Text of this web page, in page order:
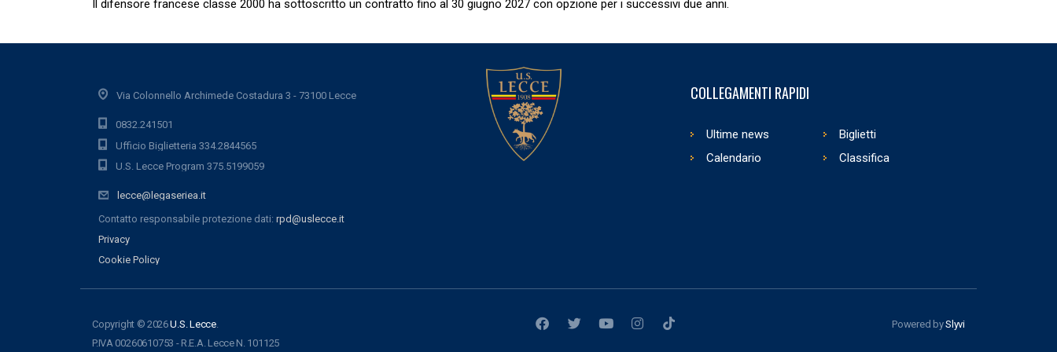
Il difensore francese classe 2000 ha sottoscritto un contratto fino al 30 giugno 2027 con opzione per i successivi due anni.
Via Colonnello Archimede Costadura 3 - 73100 Lecce
0832.241501
Ufficio Biglietteria 334.2844565
U.S. Lecce Program 375.5199059
lecce@legaseriea.it
Contatto responsabile protezione dati: rpd@uslecce.it
Privacy
Cookie Policy
COLLEGAMENTI RAPIDI
Ultime news
Biglietti
Calendario
Classifica
Copyright © 2026U.S. Lecce.
P.IVA 00260610753 - R.E.A. Lecce N. 101125
Powered bySlyvi